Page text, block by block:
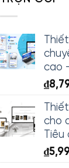
cao
₫
cho
₫